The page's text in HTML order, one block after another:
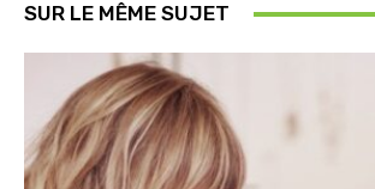
SUR LE MÊME SUJET